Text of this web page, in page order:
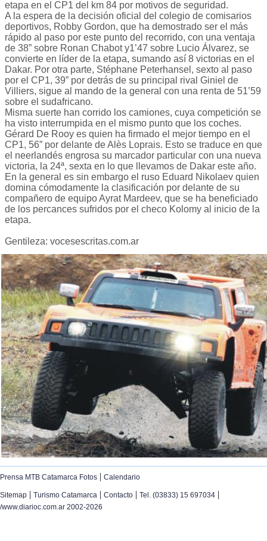
etapa en el CP1 del km 84 por motivos de seguridad.
A la espera de la decisión oficial del colegio de comisarios
deportivos, Robby Gordon, que ha demostrado ser el más
rápido al paso por este punto del recorrido, con una ventaja
de 38” sobre Ronan Chabot y1’47 sobre Lucio Álvarez, se
convierte en líder de la etapa, sumando así 8 victorias en el
Dakar. Por otra parte, Stéphane Peterhansel, sexto al paso
por el CP1, 39” por detrás de su principal rival Giniel de
Villiers, sigue al mando de la general con una renta de 51’59
sobre el sudafricano.
Misma suerte han corrido los camiones, cuya competición se
ha visto interrumpida en el mismo punto que los coches.
Gérard De Rooy es quien ha firmado el mejor tiempo en el
CP1, 56” por delante de Alès Loprais. Esto se traduce en que
el neerlandés engrosa su marcador particular con una nueva
victoria, la 24ª, sexta en lo que llevamos de Dakar este año.
En la general es sin embargo el ruso Eduard Nikolaev quien
domina cómodamente la clasificación por delante de su
compañero de equipo Ayrat Mardeev, que se ha beneficiado
de los percances sufridos por el checo Kolomy al inicio de la
etapa.
Gentileza: vocesescritas.com.ar
Prensa MTB Catamarca Fotos | Calendario
Sitemap | Turismo Catamarca | Contacto | Tel. (03833) 15 697034 |
/www.diarioc.com.ar 2002-2026